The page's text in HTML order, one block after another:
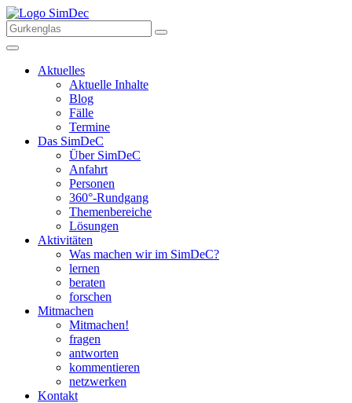
Aktuelles
Aktuelle Inhalte
Blog
Fälle
Termine
Das SimDeC
Über SimDeC
Anfahrt
Personen
360°-Rundgang
Themenbereiche
Lösungen
Aktivitäten
Was machen wir im SimDeC?
lernen
beraten
forschen
Mitmachen
Mitmachen!
fragen
antworten
kommentieren
netzwerken
Kontakt